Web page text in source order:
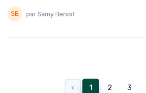
par Samy Benoit
‹ 1 2 3